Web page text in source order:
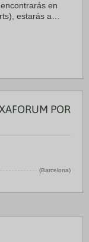
en
estarás a
POR
(Barcelona)